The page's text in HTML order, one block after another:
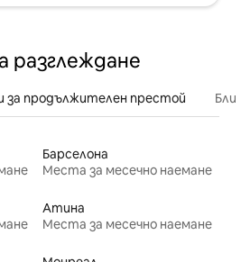
разглеждане
за продължителен престой
Барселона
Места за месечно наемане
Атина
Места за месечно наемане